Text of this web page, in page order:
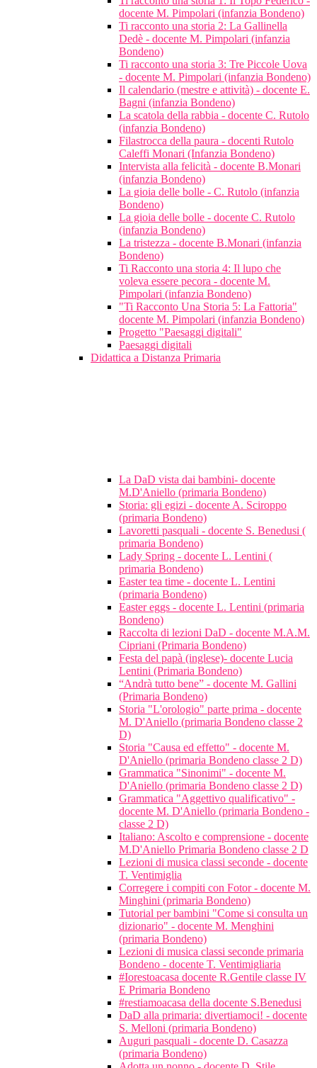
docente M. Pimpolari (infanzia Bondeno)
Ti racconto una storia 2: La Gallinella
Dedè - docente M. Pimpolari (infanzia
Bondeno)
Ti racconto una storia 3: Tre Piccole Uova
- docente M. Pimpolari (infanzia Bondeno)
Il calendario (mestre e attività) - docente E.
Bagni (infanzia Bondeno)
La scatola della rabbia - docente C. Rutolo
(infanzia Bondeno)
Filastrocca della paura - docenti Rutolo
Caleffi Monari (Infanzia Bondeno)
Intervista alla felicità - docente B.Monari
(infanzia Bondeno)
La gioia delle bolle - C. Rutolo (infanzia
Bondeno)
La gioia delle bolle - docente C. Rutolo
(infanzia Bondeno)
La tristezza - docente B.Monari (infanzia
Bondeno)
Ti Racconto una storia 4: Il lupo che
voleva essere pecora - docente M.
Pimpolari (infanzia Bondeno)
"Ti Racconto Una Storia 5: La Fattoria"
docente M. Pimpolari (infanzia Bondeno)
Progetto "Paesaggi digitali"
Paesaggi digitali
Didattica a Distanza Primaria
La DaD vista dai bambini- docente
M.D'Aniello (primaria Bondeno)
Storia: gli egizi - docente A. Sciroppo
(primaria Bondeno)
Lavoretti pasquali - docente S. Benedusi (
primaria Bondeno)
Lady Spring - docente L. Lentini (
primaria Bondeno)
Easter tea time - docente L. Lentini
(primaria Bondeno)
Easter eggs - docente L. Lentini (primaria
Bondeno)
Raccolta di lezioni DaD - docente M.A.M.
Cipriani (Primaria Bondeno)
Festa del papà (inglese)- docente Lucia
Lentini (Primaria Bondeno)
“Andrà tutto bene” - docente M. Gallini
(Primaria Bondeno)
Storia "L'orologio" parte prima - docente
M. D'Aniello (primaria Bondeno classe 2
D)
Storia "Causa ed effetto" - docente M.
D'Aniello (primaria Bondeno classe 2 D)
Grammatica "Sinonimi" - docente M.
D'Aniello (primaria Bondeno classe 2 D)
Grammatica "Aggettivo qualificativo" -
docente M. D'Aniello (primaria Bondeno -
classe 2 D)
Italiano: Ascolto e comprensione - docente
M.D'Aniello Primaria Bondeno classe 2 D
Lezioni di musica classi seconde - docente
T. Ventimiglia
Corregere i compiti con Fotor - docente M.
Minghini (primaria Bondeno)
Tutorial per bambini "Come si consulta un
dizionario" - docente M. Menghini
(primaria Bondeno)
Lezioni di musica classi seconde primaria
Bondeno - docente T. Ventimigliaria
#Iorestoacasa docente R.Gentile classe IV
E Primaria Bondeno
#restiamoacasa della docente S.Benedusi
DaD alla primaria: divertiamoci! - docente
S. Melloni (primaria Bondeno)
Auguri pasquali - docente D. Casazza
(primaria Bondeno)